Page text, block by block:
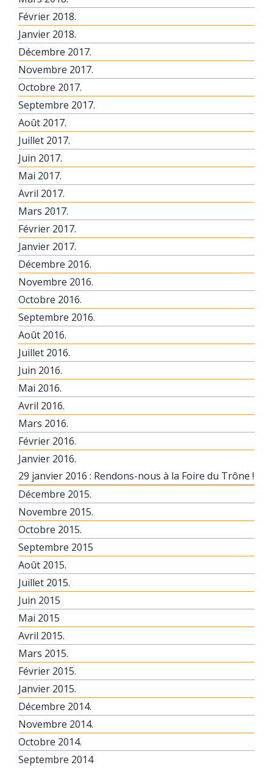
Février 2018.
Janvier 2018.
Décembre 2017.
Novembre 2017.
Octobre 2017.
Septembre 2017.
Août 2017.
Juillet 2017.
Juin 2017.
Mai 2017.
Avril 2017.
Mars 2017.
Février 2017.
Janvier 2017.
Décembre 2016.
Novembre 2016.
Octobre 2016.
Septembre 2016.
Août 2016.
Juillet 2016.
Juin 2016.
Mai 2016.
Avril 2016.
Mars 2016.
Février 2016.
Janvier 2016.
29 janvier 2016 : Rendons-nous à la Foire du Trône !
Décembre 2015.
Novembre 2015.
Octobre 2015.
Septembre 2015
Août 2015.
Juillet 2015.
Juin 2015
Mai 2015
Avril 2015.
Mars 2015.
Février 2015.
Janvier 2015.
Décembre 2014.
Novembre 2014.
Octobre 2014.
Septembre 2014